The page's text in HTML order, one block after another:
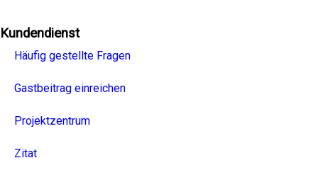
Kundendienst
Häufig gestellte Fragen
Gastbeitrag einreichen
Projektzentrum
Zitat